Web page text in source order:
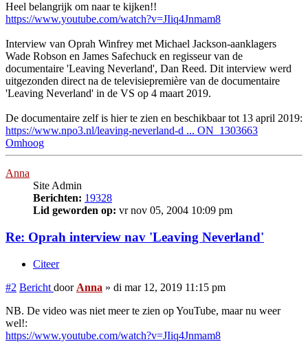
Heel belangrijk om naar te kijken!!
https://www.youtube.com/watch?v=JIiq4Jnmam8
Interview van Oprah Winfrey met Michael Jackson-aanklagers
Wade Robson en James Safechuck en regisseur van de
documentaire 'Leaving Neverland', Dan Reed. Dit interview werd
uitgezonden direct na de televisiepremière van de documentaire
'Leaving Neverland' in de VS op 4 maart 2019.
De documentaire zelf is hier te zien en beschikbaar tot 13 april 2019:
https://www.npo3.nl/leaving-neverland-d ... ON_1303663
Omhoog
Anna
Site Admin
Berichten: 19328
Lid geworden op: vr nov 05, 2004 10:09 pm
Re: Oprah interview nav 'Leaving Neverland'
Citeer
#2 Bericht door Anna » di mar 12, 2019 11:15 pm
NB. De video was niet meer te zien op YouTube, maar nu weer
wel!:
https://www.youtube.com/watch?v=JIiq4Jnmam8